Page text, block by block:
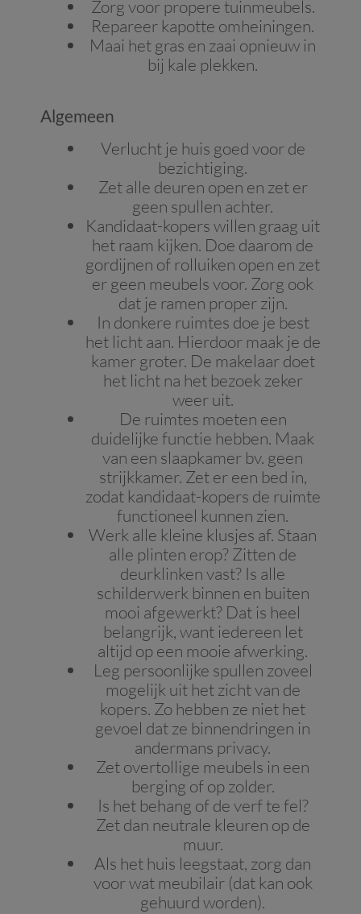
Zorg voor propere tuinmeubels.
Repareer kapotte omheiningen.
Maai het gras en zaai opnieuw in
bij kale plekken.
Algemeen
Verlucht je huis goed voor de
bezichtiging.
Zet alle deuren open en zet er
geen spullen achter.
Kandidaat-kopers willen graag uit
het raam kijken. Doe daarom de
gordijnen of rolluiken open en zet
er geen meubels voor. Zorg ook
dat je ramen proper zijn.
In donkere ruimtes doe je best
het licht aan. Hierdoor maak je de
kamer groter. De makelaar doet
het licht na het bezoek zeker
weer uit.
De ruimtes moeten een
duidelijke functie hebben. Maak
van een slaapkamer bv. geen
strijkkamer. Zet er een bed in,
zodat kandidaat-kopers de ruimte
functioneel kunnen zien.
Werk alle kleine klusjes af. Staan
alle plinten erop? Zitten de
deurklinken vast? Is alle
schilderwerk binnen en buiten
mooi afgewerkt? Dat is heel
belangrijk, want iedereen let
altijd op een mooie afwerking.
Leg persoonlijke spullen zoveel
mogelijk uit het zicht van de
kopers. Zo hebben ze niet het
gevoel dat ze binnendringen in
andermans privacy.
Zet overtollige meubels in een
berging of op zolder.
Is het behang of de verf te fel?
Zet dan neutrale kleuren op de
muur.
Als het huis leegstaat, zorg dan
voor wat meubilair (dat kan ook
gehuurd worden).